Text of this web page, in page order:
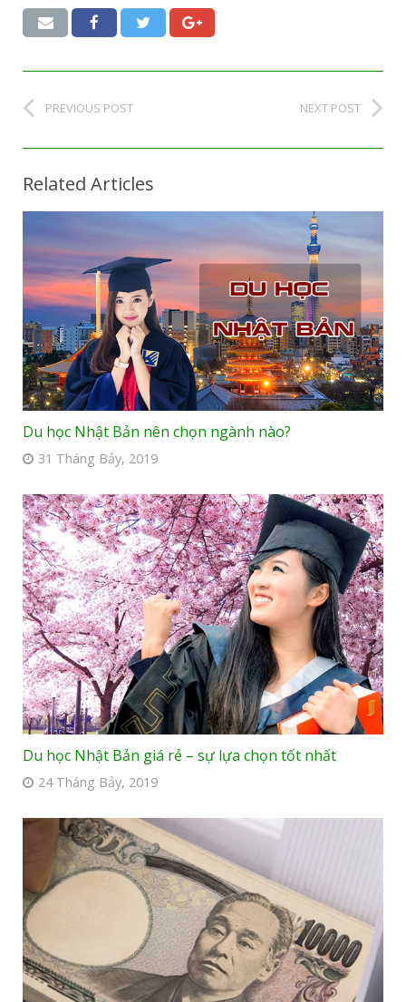
PREVIOUS POST NEXT POST
Related Articles
Du học Nhật Bản nên chọn ngành nào?
31 Tháng Bảy, 2019
Du học Nhật Bản giá rẻ – sự lựa chọn tốt nhất
24 Tháng Bảy, 2019